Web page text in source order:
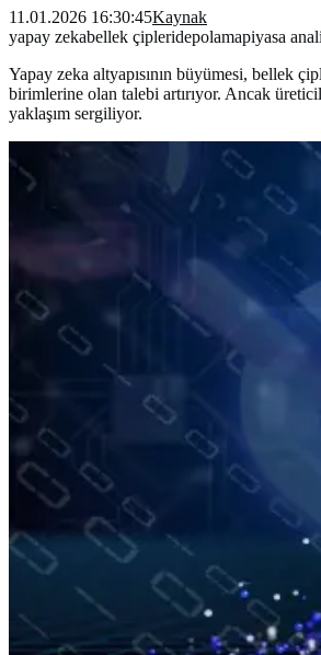
11.01.2026 16:30:45Kaynak
yapay zekabellek çipleridepolamapiyasa
Yapay zeka altyapısının büyümesi, bellek
birimlerine olan talebi artırıyor. Ancak
yaklaşım sergiliyor.